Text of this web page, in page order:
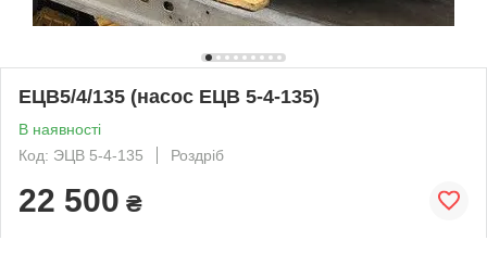
ЕЦВ5/4/135 (насос ЕЦВ 5-4-135)
В наявності
Код: ЭЦВ 5-4-135
Роздріб
22 500 ₴